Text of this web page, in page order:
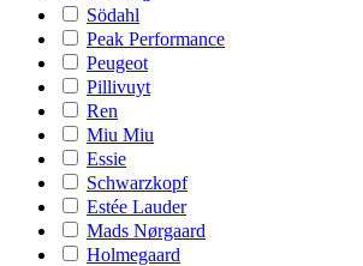
Södahl
Peak Performance
Peugeot
Pillivuyt
Ren
Miu Miu
Essie
Schwarzkopf
Estée Lauder
Mads Nørgaard
Holmegaard